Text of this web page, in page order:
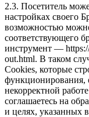
2.3. Посетитель
настройках своего
возможностью
соответствующего
инструмент —
out.html. В таком
Cookies, которые
функционирования,
некорректной
соглашаетесь на
и целях, указанных